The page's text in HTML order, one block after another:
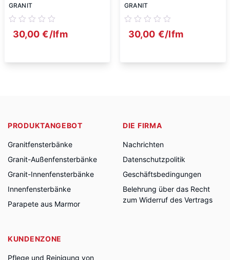
GRANIT
30,00 €/lfm
GRANIT
30,00 €/lfm
PRODUKTANGEBOT
Granitfensterbänke
Granit-Außenfensterbänke
Granit-Innenfensterbänke
Innenfensterbänke
Parapete aus Marmor
DIE FIRMA
Nachrichten
Datenschutzpolitik
Geschäftsbedingungen
Belehrung über das Recht
zum Widerruf des Vertrags
KUNDENZONE
Pflege und Reinigung von